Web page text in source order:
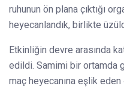
ruhunun ön plana çıktığı
heyecanlandık, birlikte
Etkinliğin devre arasında
edildi. Samimi bir ortamda
maç heyecanına eşlik